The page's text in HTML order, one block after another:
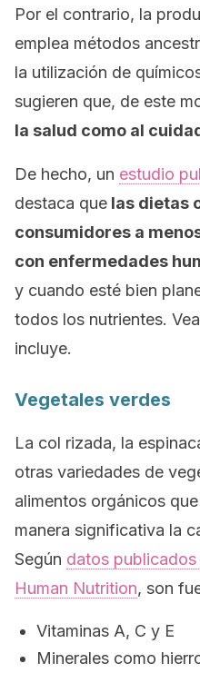
Por el contrario, la
emplea métodos
la utilización de
sugieren que, de este
la salud como al
De hecho, un estudio
destaca que las dietas
consumidores a
con enfermedades
y cuando esté bien
todos los nutrientes.
incluye.
Vegetales verdes
La col rizada, la
otras variedades de
alimentos orgánicos
manera significativa la
Según datos publicados
Human Nutrition, son
Vitaminas A, C y E
Minerales como